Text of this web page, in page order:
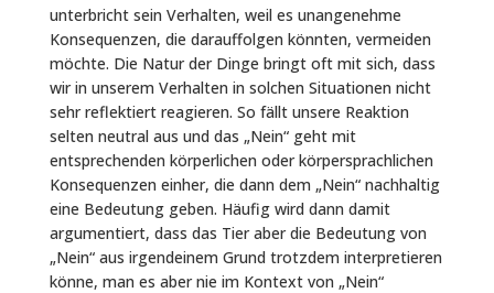
unterbricht sein Verhalten, weil es unangenehme
Konsequenzen, die darauffolgen könnten, vermeiden
möchte. Die Natur der Dinge bringt oft mit sich, dass
wir in unserem Verhalten in solchen Situationen nicht
sehr reflektiert reagieren. So fällt unsere Reaktion
selten neutral aus und das „Nein“ geht mit
entsprechenden körperlichen oder körpersprachlichen
Konsequenzen einher, die dann dem „Nein“ nachhaltig
eine Bedeutung geben. Häufig wird dann damit
argumentiert, dass das Tier aber die Bedeutung von
„Nein“ aus irgendeinem Grund trotzdem interpretieren
könne, man es aber nie im Kontext von „Nein“